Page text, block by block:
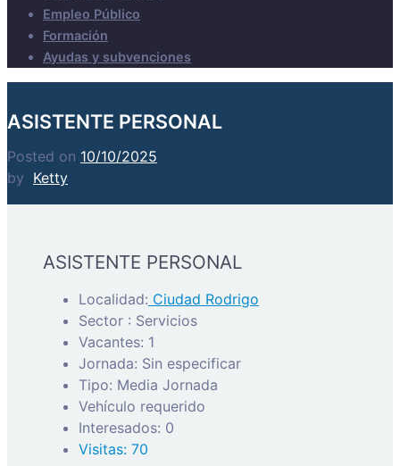
Empleo Público
Formación
Ayudas y subvenciones
ASISTENTE PERSONAL
Posted on 10/10/2025
by Ketty
ASISTENTE PERSONAL
Localidad: Ciudad Rodrigo
Sector : Servicios
Vacantes: 1
Jornada: Sin especificar
Tipo: Media Jornada
Vehículo requerido
Interesados: 0
Visitas: 70